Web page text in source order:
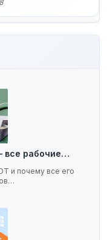
все рабочие…
и почему все его